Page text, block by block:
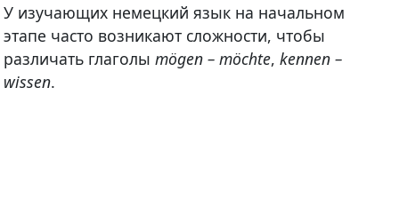
У изучающих немецкий язык на начальном
этапе часто возникают сложности, чтобы
различать глаголы mögen – möchte, kennen –
wissen.